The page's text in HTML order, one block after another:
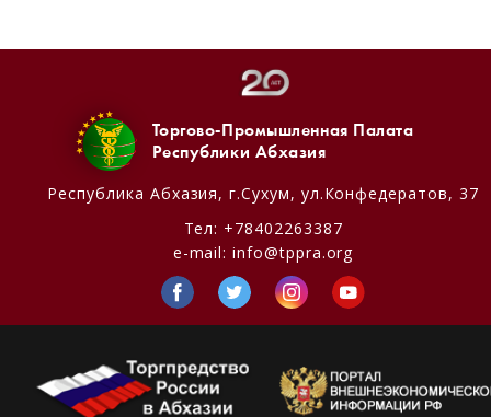
Торгово-Промышленная Палата
Республики Абхазия
Республика Абхазия, г.Сухум, ул.Конфедератов, 37
Тел: +78402263387
e-mail:info@tppra.org